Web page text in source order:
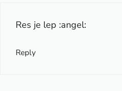
Res je lep :angel:
Reply